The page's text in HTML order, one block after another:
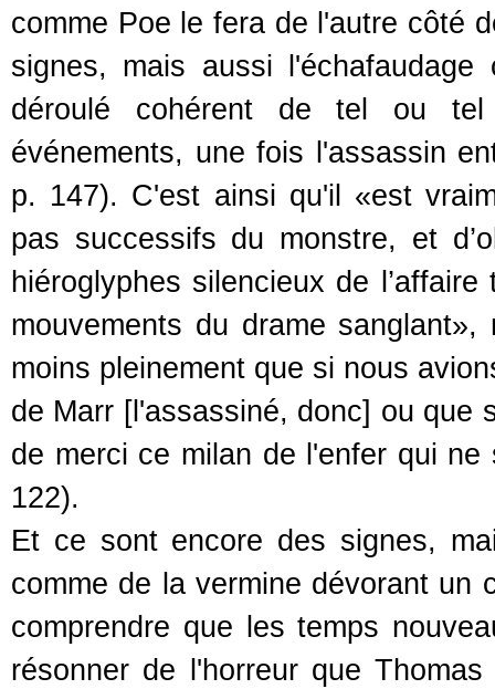
comme Poe le fera de l'autre côté
signes, mais aussi
déroulé cohérent de tel ou tel
événements, une fois l'assassin
p. 147). C'est ainsi qu'il «est
pas successifs du monstre, et
hiéroglyphes silencieux de
mouvements du drame
moins pleinement que si nous
de Marr [l'assassiné, donc] ou que
de merci ce milan de l'enfer qui
122).
Et ce sont encore des signes,
comme de la vermine dévorant un
comprendre que les temps
résonner de l'horreur que